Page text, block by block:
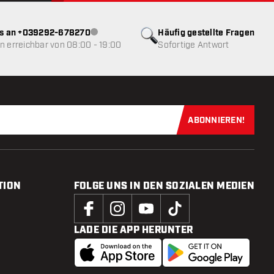
Häufig gestellte Fragen
Sofortige Antwort
an +039292-678270Kundenservice nicht verfügbar
erreichbar von 08:00 - 19:00
Jetzt für
ABONNIEREN!
FOLGE UNS IN DEN SOZIALEN MEDIEN
LADE DIE APP HERUNTER